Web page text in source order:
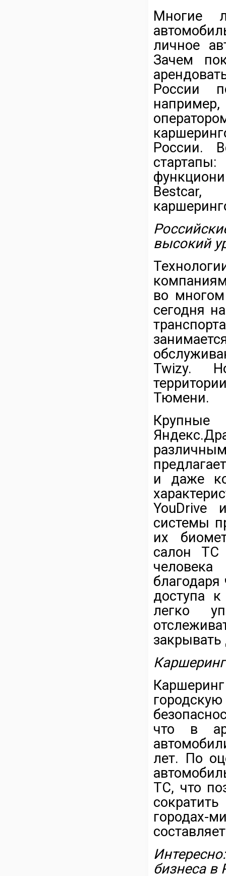
Многие
личное
Зачем
России
России.
Bestcar,
высокий
во
сегодня
Twizy.
Тюмени.
Крупные
и даже
YouDrive
системы
их
салон ТС
доступа
легко
что в
лет. По
ТС, что
городах-
бизнеса в